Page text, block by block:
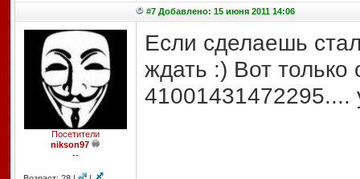
#7 Добавлено: 15 июня 2011 14:06
Посетители
nikson97
--
Если сделаешь
ждать :) Вот только
41001431472295....